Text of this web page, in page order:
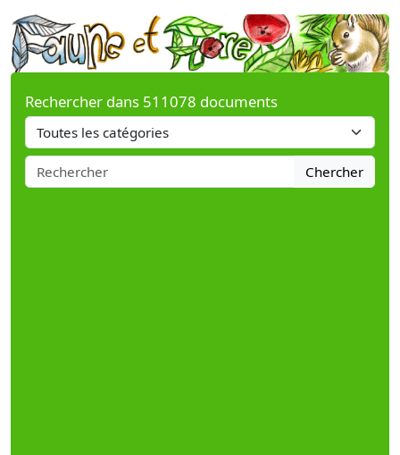
Rechercher dans 511078 documents
Chercher